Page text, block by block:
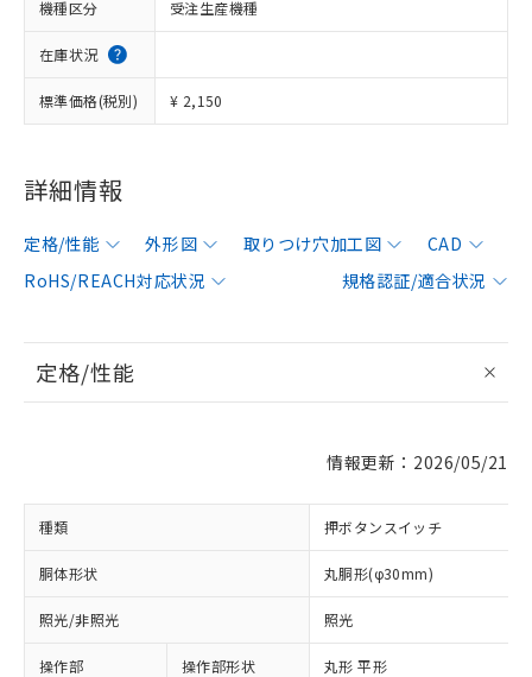
機種区分 受注生産機種
在庫状況
標準価格(税別) ¥ 2,150
詳細情報
定格/性能 外形図 取りつけ穴加工図
CAD
RoHS/REACH対応状況
規格認証/適合状況
定格/性能
情報更新：2026/05/21
種類 押ボタンスイッチ
胴体形状 丸胴形(φ30mm)
照光/非照光 照光
操作部 操作部形状 丸形 平形